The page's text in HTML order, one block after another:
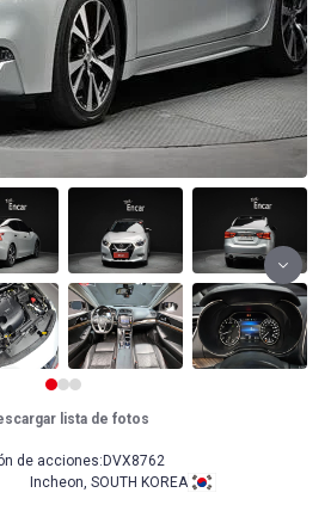
lista de fotos
de acciones: DVX8762
Incheon, SOUTH KOREA